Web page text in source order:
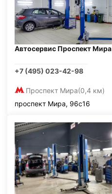
Автосервис Проспект Мира
+7 (495) 023-42-98
Проспект Мира(0,4 км)
проспект Мира, 96с16